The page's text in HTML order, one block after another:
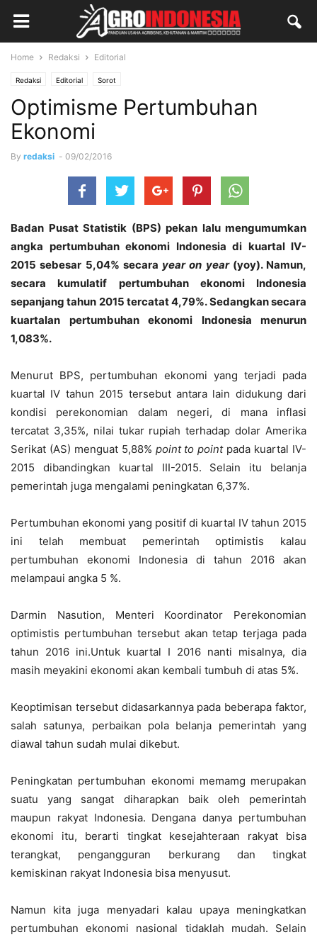
Home Redaksi Editorial
Redaksi Editorial Sorot
Optimisme Pertumbuhan
Ekonomi
By redaksi - 09/02/2016
Badan Pusat Statistik (BPS) pekan lalu mengumumkan
angka pertumbuhan ekonomi Indonesia di kuartal IV-
2015 sebesar 5,04% secara year on year(yoy). Namun,
secara kumulatif pertumbuhan ekonomi Indonesia
sepanjang tahun 2015 tercatat 4,79%. Sedangkan secara
kuartalan pertumbuhan ekonomi Indonesia menurun
1,083%.
Menurut BPS, pertumbuhan ekonomi yang terjadi pada
kuartal IV tahun 2015 tersebut antara lain didukung dari
kondisi perekonomian dalam negeri, di mana inflasi
tercatat 3,35%, nilai tukar rupiah terhadap dolar Amerika
Serikat (AS) menguat 5,88% point to pointpada kuartal IV-
2015 dibandingkan kuartal III-2015. Selain itu belanja
pemerintah juga mengalami peningkatan 6,37%.
Pertumbuhan ekonomi yang positif di kuartal IV tahun 2015
ini telah membuat pemerintah optimistis kalau
pertumbuhan ekonomi Indonesia di tahun 2016 akan
melampaui angka 5 %.
Darmin Nasution, Menteri Koordinator Perekonomian
optimistis pertumbuhan tersebut akan tetap terjaga pada
tahun 2016 ini.Untuk kuartal I 2016 nanti misalnya, dia
masih meyakini ekonomi akan kembali tumbuh di atas 5%.
Keoptimisan tersebut didasarkannya pada beberapa faktor,
salah satunya, perbaikan pola belanja pemerintah yang
diawal tahun sudah mulai dikebut.
Peningkatan pertumbuhan ekonomi memamg merupakan
suatu yang sangat diharapkan baik oleh pemerintah
maupun rakyat Indonesia. Dengana danya pertumbuhan
ekonomi itu, berarti tingkat kesejahteraan rakyat bisa
terangkat, pengangguran berkurang dan tingkat
kemiskinan rakyat Indonesia bisa menyusut.
Namun kita juga menyadari kalau upaya meningkatkan
pertumbuhan ekonomi nasional tidaklah mudah. Selain